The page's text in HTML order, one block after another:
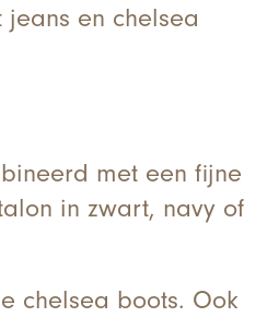
en chelsea
met een fijne
in zwart, navy of
chelsea boots. Ook